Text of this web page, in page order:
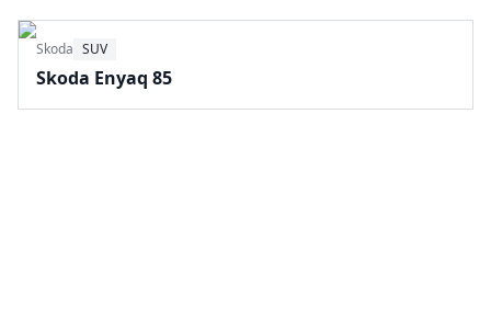
Skoda SUV
Skoda Enyaq 85